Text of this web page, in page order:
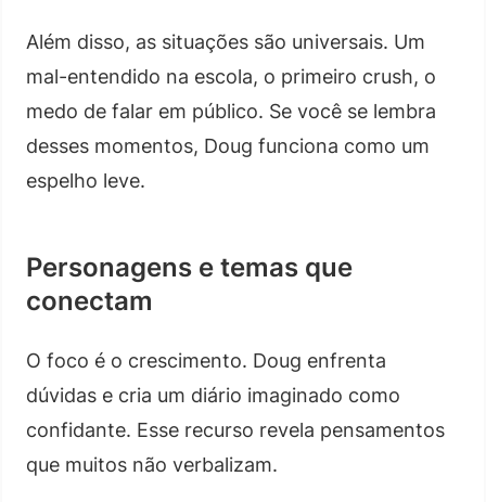
Além disso, as situações são universais. Um
mal-entendido na escola, o primeiro crush, o
medo de falar em público. Se você se lembra
desses momentos, Doug funciona como um
espelho leve.
Personagens e temas que
conectam
O foco é o crescimento. Doug enfrenta
dúvidas e cria um diário imaginado como
confidante. Esse recurso revela pensamentos
que muitos não verbalizam.